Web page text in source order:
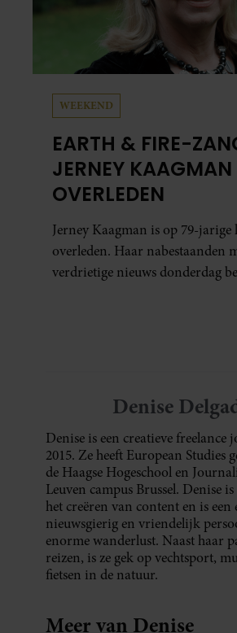
WEEKEND
EARTH & FIRE-
JERNEY
OVERLEDEN
Jerney Kaagman is op 79-jarige
overleden. Haar nabestaanden
verdrietige nieuws donderdag
Denise
Denise is een creatieve freelance
2015. Ze heeft European Studies
de Haagse Hogeschool en
Leuven campus Brussel. Denise
het creëren van content en is een
nieuwsgierig en vriendelijk
enorme wanderlust. Naast haar
reizen, is ze gek op vechtsport,
fietsen in de natuur.
Meer van Denise